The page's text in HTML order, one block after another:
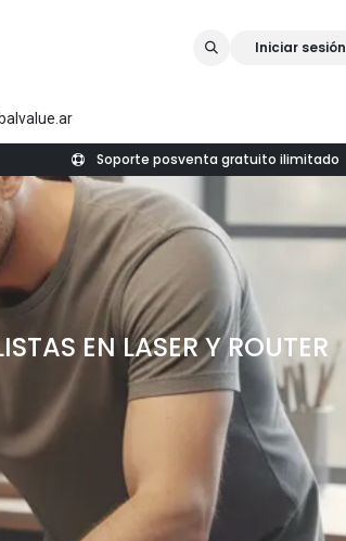
Iniciar sesión
Soporte posventa gratuito ilimitado
EN LASER Y ROUTER